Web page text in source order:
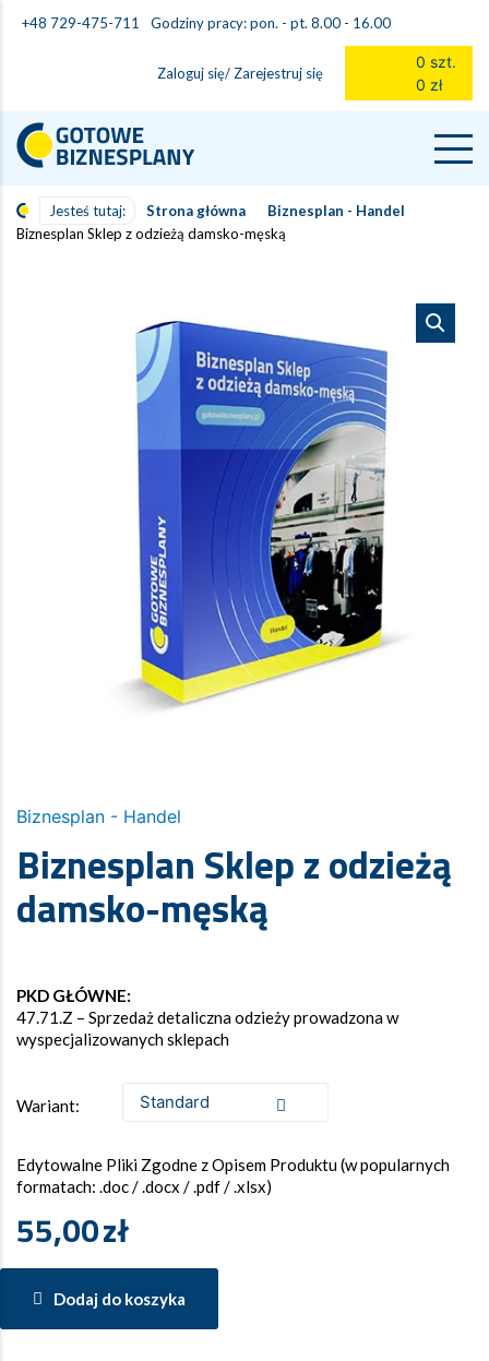
+48 729-475-711 Godziny pracy: pon. - pt. 8.00 - 16.00
Zaloguj się/ Zarejestruj się
0 szt.
0 zł
Jesteś tutaj: Strona główna
Biznesplan - Handel
Biznesplan Sklep z odzieżą damsko-męską
Biznesplan - Handel
Biznesplan Sklep z odzieżą
damsko-męską
PKD GŁÓWNE:
47.71.Z – Sprzedaż detaliczna odzieży prowadzona w
wyspecjalizowanych sklepach
Wariant:
Edytowalne Pliki Zgodne z Opisem Produktu (w popularnych
formatach: .doc / .docx / .pdf / .xlsx)
55,00zł
Dodaj do koszyka